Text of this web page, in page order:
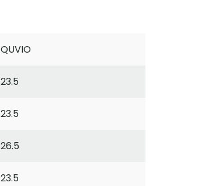
QUVIO
23.5
23.5
26.5
23.5